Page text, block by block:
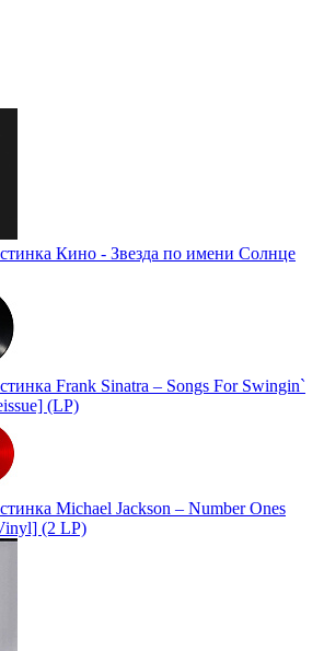
Кино - Звезда по имени Солнце
Frank Sinatra – Songs For Swingin`
(LP)
Michael Jackson – Number Ones
(2 LP)